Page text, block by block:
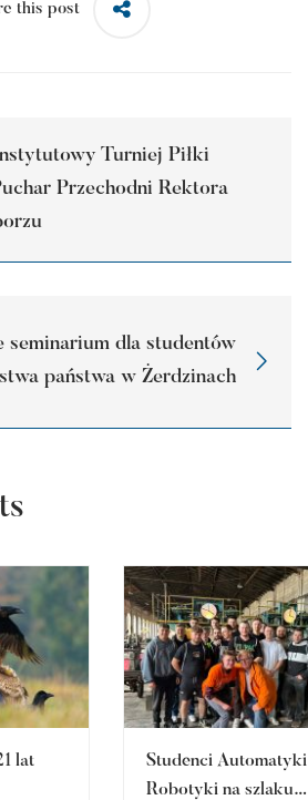
this post
Turniej Piłki
Przechodni Rektora
seminarium dla studentów
państwa w Żerdzinach
lat
Studenci
Robotyki na szlaku